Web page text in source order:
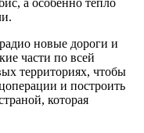
а особенно тепло
новые дороги и
части по всей
территориях, чтобы
и построить
которая